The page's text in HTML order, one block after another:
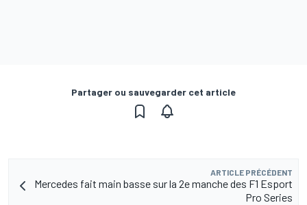
Partager ou sauvegarder cet article
ARTICLE PRÉCÉDENT
Mercedes fait main basse sur la 2e manche des F1 Esport
Pro Series